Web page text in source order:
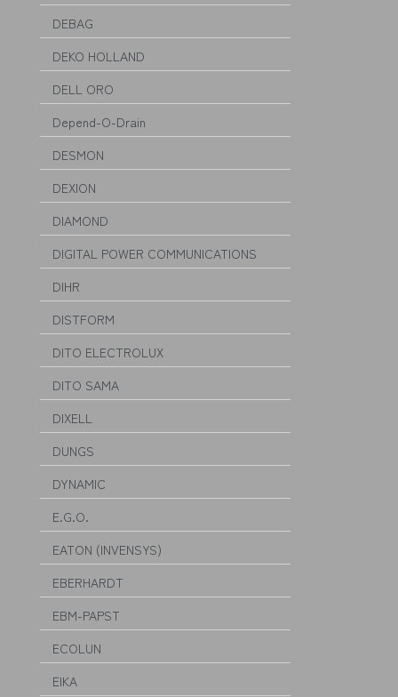
DEBAG
DEKO HOLLAND
DELL ORO
Depend-O-Drain
DESMON
DEXION
DIAMOND
DIGITAL POWER COMMUNICATIONS
DIHR
DISTFORM
DITO ELECTROLUX
DITO SAMA
DIXELL
DUNGS
DYNAMIC
E.G.O.
EATON (INVENSYS)
EBERHARDT
EBM-PAPST
ECOLUN
EIKA